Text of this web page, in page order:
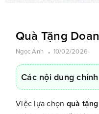
Quà Tặng
Ngọc Ánh 10/02/2026
Các nội dung chính
Việc lựa chọn quà